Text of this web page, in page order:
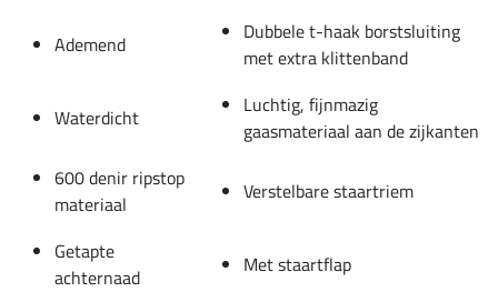
Ademend
Dubbele t-haak borstsluiting
met extra klittenband
Waterdicht
Luchtig, fijnmazig
gaasmateriaal aan de zijkanten
600 denir ripstop
materiaal
Verstelbare staartriem
Getapte
achternaad
Met staartflap